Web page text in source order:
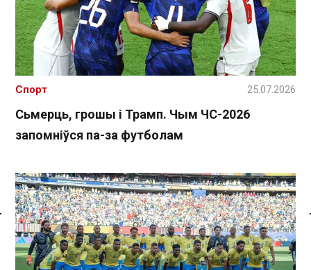
Спасылка без VPN
Сьмерць, грошы і Трамп. Чым ЧС-2026
запомніўся па-за футболам
Спорт 25.07.2026